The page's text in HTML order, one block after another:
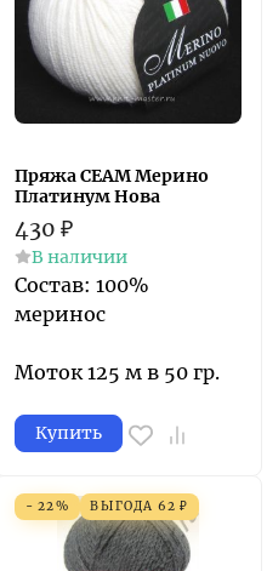
Пряжа СЕАМ Мерино
Платинум Нова
430 ₽
В наличии
Состав: 100%
меринос
Моток 125 м в 50 гр.
Купить
- 22% ВЫГОДА 62 ₽